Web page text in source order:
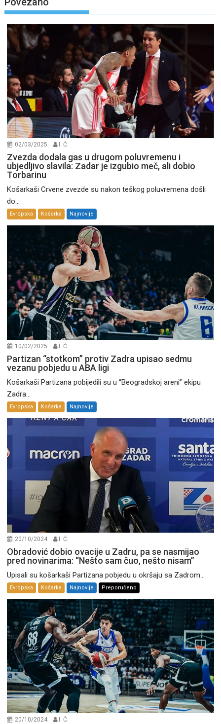
02/03/2025 I. Ć.
Zvezda dodala gas u drugom poluvremenu i
ubjedljivo slavila: Zadar je izgubio meč, ali dobio
Torbarinu
Košarkaši Crvene zvezde su nakon teškog poluvremena došli
do...
Evropska Košarka Najnovije
10/02/2025 I. Ć.
Partizan “stotkom” protiv Zadra upisao sedmu
vezanu pobjedu u ABA ligi
Košarkaši Partizana pobijedili su u “Beogradskoj areni” ekipu
Zadra...
Evropska Košarka Najnovije
20/10/2024 I. Ć.
Obradović dobio ovacije u Zadru, pa se nasmijao
pred novinarima: “Nešto sam čuo, nešto nisam”
Upisali su košarkaši Partizana pobjedu u okršaju sa Zadrom...
Evropska Košarka Najnovije Preporučeno
20/10/2024 I. Ć.